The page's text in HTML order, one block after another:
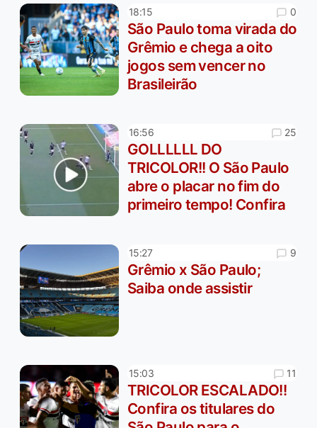
18:15 0
São Paulo toma virada do
Grêmio e chega a oito
jogos sem vencer no
Brasileirão
16:56 25
GOLLLLLL DO
TRICOLOR!! O São Paulo
abre o placar no fim do
primeiro tempo! Confira
15:27 9
Grêmio x São Paulo;
Saiba onde assistir
15:03 11
TRICOLOR ESCALADO!!
Confira os titulares do